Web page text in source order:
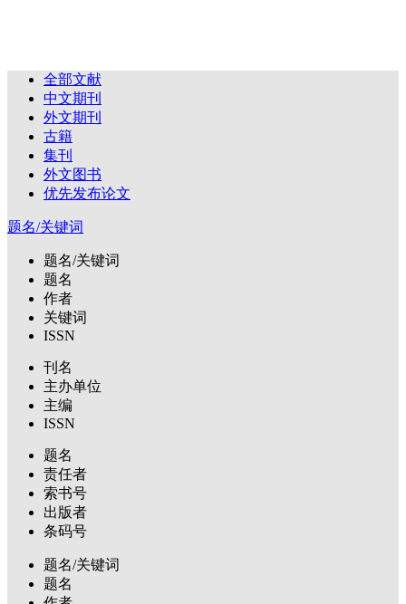
全部文献
中文期刊
外文期刊
古籍
集刊
外文图书
优先发布论文
题名/关键词
题名/关键词
题名
作者
关键词
ISSN
刊名
主办单位
主编
ISSN
题名
责任者
索书号
出版者
条码号
题名/关键词
题名